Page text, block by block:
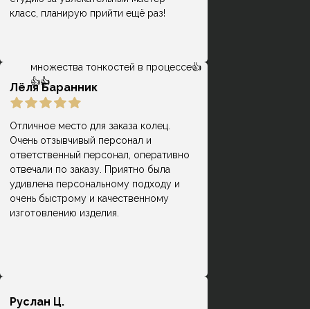
класс, планирую прийти ещё раз!
Отличное место для заказа колец.
Очень отзывчивый персонал и
ответственный персонал, оперативно
отвечали по заказу. Приятно была
удивлена персональному подходу и
очень быстрому и качественному
изготовлению изделия.
Лёля Баранник
Помогли создать мне замечательную
множества тонкостей в процессе👍
👍👍
Руслан Ц.
Кольца классные, причем, делают
оперативно, есть своя система
лояльности и скидок, что весьма
приятно) Мне на помолвку молодой
человек заказывал кольцо, но
Гузель